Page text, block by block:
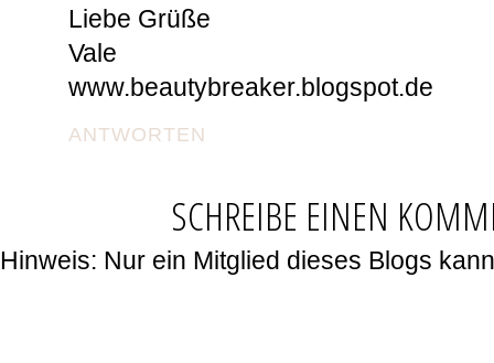
Liebe Grüße
Vale
www.beautybreaker.blogspot.de
ANTWORTEN
SCHREIBE EINEN
Hinweis: Nur ein Mitglied dieses Blogs